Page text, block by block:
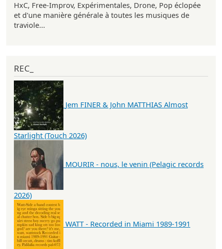
HxC, Free-Improv, Expérimentales, Drone, Pop éclopée
et d'une manière générale à toutes les musiques de
traviole...
REC_
Jem FINER & John MATTHIAS Almost
Starlight (Touch 2026)
MOURIR - nous, le venin (Pelagic records
2026)
WATT - Recorded in Miami 1989-1991